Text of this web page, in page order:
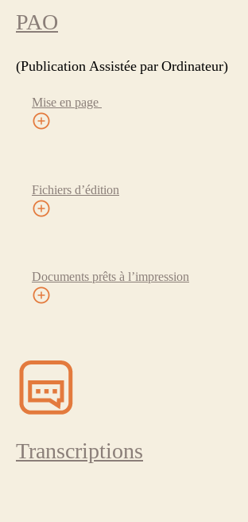
PAO
(Publication Assistée par Ordinateur)
Mise en page
Fichiers d’édition
Documents prêts à l’impression
Transcriptions